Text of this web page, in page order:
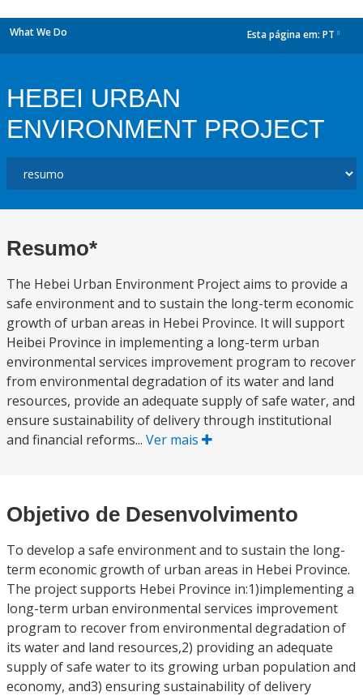
What We Do Esta página em: PT
HEBEI URBAN
ENVIRONMENT PROJECT
Resumo*
The Hebei Urban Environment Project aims to provide a
safe environment and to sustain the long-term economic
growth of urban areas in Hebei Province. It will support
Heibei Province in implementing a long-term urban
environmental services improvement program to recover
from environmental degradation of its water and land
resources, provide an adequate supply of safe water, and
ensure sustainability of delivery through institutional
and financial reforms... Ver mais
Objetivo de Desenvolvimento
To develop a safe environment and to sustain the long-
term economic growth of urban areas in Hebei Province.
The project supports Hebei Province in:1)implementing a
long-term urban environmental services improvement
program to recover from environmental degradation of
its water and land resources,2) providing an adequate
supply of safe water to its growing urban population and
economy, and3) ensuring sustainability of delivery